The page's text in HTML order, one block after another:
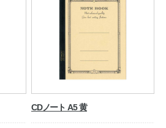
CDノート A5 黄